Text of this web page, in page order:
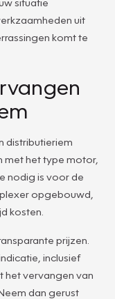
uit
komt te
distributieriem
met het type motor,
nodig is voor de
opgebouwd,
kosten.
prijzen.
inclusief
het vervangen van
dan gerust